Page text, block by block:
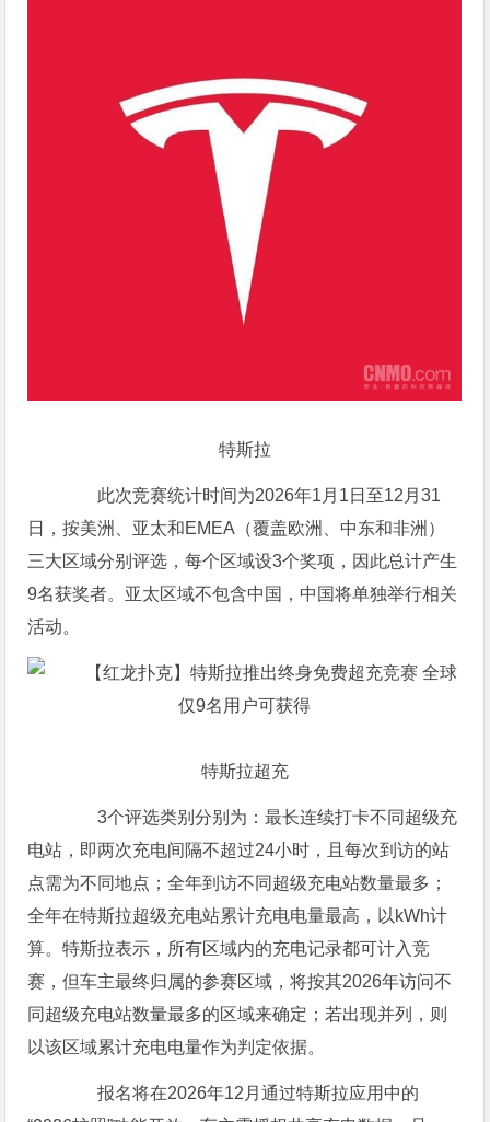
特斯拉
此次竞赛统计时间为2026年1月1日至12月31
日，按美洲、亚太和EMEA（覆盖欧洲、中东和非洲）
三大区域分别评选，每个区域设3个奖项，因此总计产生
9名获奖者。亚太区域不包含中国，中国将单独举行相关
活动。
特斯拉超充
3个评选类别分别为：最长连续打卡不同超级充
电站，即两次充电间隔不超过24小时，且每次到访的站
点需为不同地点；全年到访不同超级充电站数量最多；
全年在特斯拉超级充电站累计充电电量最高，以kWh计
算。特斯拉表示，所有区域内的充电记录都可计入竞
赛，但车主最终归属的参赛区域，将按其2026年访问不
同超级充电站数量最多的区域来确定；若出现并列，则
以该区域累计充电电量作为判定依据。
报名将在2026年12月通过特斯拉应用中的